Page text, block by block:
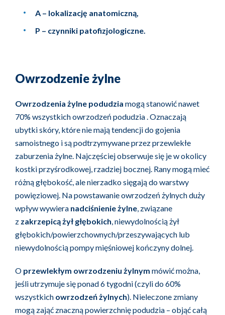
A – lokalizację anatomiczną,
P – czynniki patofizjologiczne.
Owrzodzenie żylne
Owrzodzenia żylne podudzia mogą stanowić nawet
70% wszystkich owrzodzeń podudzia . Oznaczają
ubytki skóry, które nie mają tendencji do gojenia
samoistnego i są podtrzymywane przez przewlekłe
zaburzenia żylne. Najczęściej obserwuje się je w okolicy
kostki przyśrodkowej, rzadziej bocznej. Rany mogą mieć
różną głębokość, ale nierzadko sięgają do warstwy
powięziowej. Na powstawanie owrzodzeń żylnych duży
wpływ wywiera nadciśnienie żylne , związane
z zakrzepicą żył głębokich , niewydolnością żył
głębokich/powierzchownych/przeszywających lub
niewydolnością pompy mięśniowej kończyny dolnej.
O przewlekłym owrzodzeniu żylnym mówić można,
jeśli utrzymuje się ponad 6 tygodni (czyli do 60%
wszystkich owrzodzeń żylnych). Nieleczone zmiany
mogą zająć znaczną powierzchnię podudzia – objąć całą